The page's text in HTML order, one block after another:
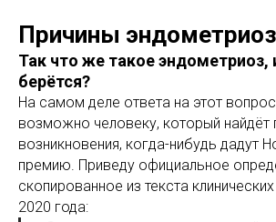
Причины
Так что же такое эндометриоз,
берётся?
На самом деле ответа на этот вопрос
возможно человеку, который найдёт
возникновения, когда-нибудь дадут
премию. Приведу официальное
скопированное из текста
2020 года: